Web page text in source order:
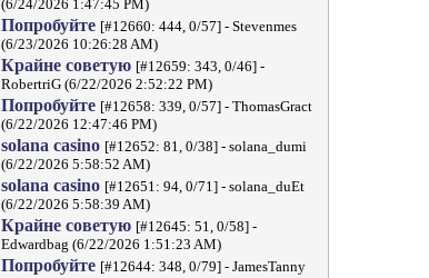
(6/24/2026 1:47:45 PM)
Попробуйте [#12660: 444, 0/57] - Stevenmes
(6/23/2026 10:26:28 AM)
Крайне советую [#12659: 343, 0/46] -
RobertriG (6/22/2026 2:52:22 PM)
Попробуйте [#12658: 339, 0/57] - ThomasGract
(6/22/2026 12:47:46 PM)
solana casino [#12652: 81, 0/38] - solana_dumi
(6/22/2026 5:58:52 AM)
solana casino [#12651: 94, 0/71] - solana_duEt
(6/22/2026 5:58:39 AM)
Крайне советую [#12645: 51, 0/58] -
Edwardbag (6/22/2026 1:51:23 AM)
Попробуйте [#12644: 348, 0/79] - JamesTanny